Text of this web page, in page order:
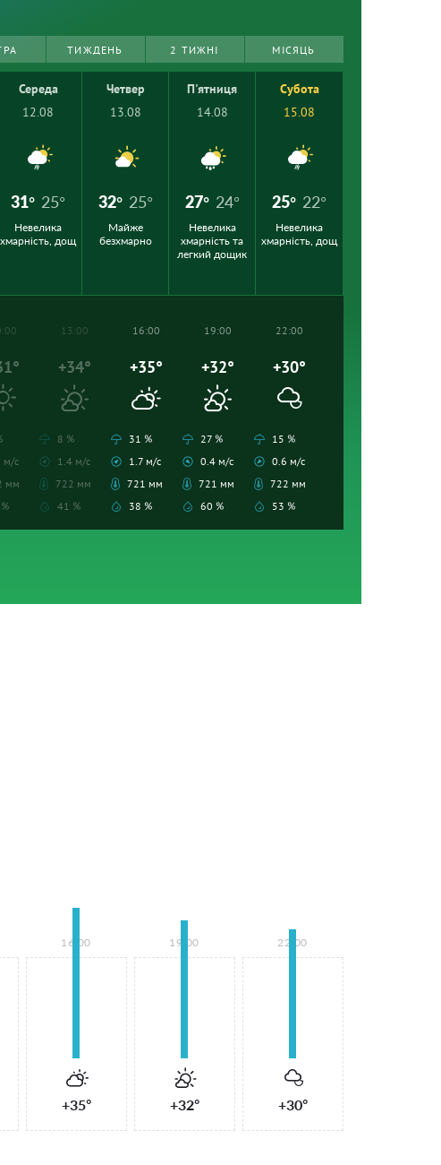
ТИЖДЕНЬ 2 ТИЖНІ МІСЯЦЬ
Середа
12.08
31° 25°
Невелика
хмарність, дощ
Четвер
13.08
32° 25°
Майже
безхмарно
П'ятниця
14.08
27° 24°
Невелика
хмарність та
легкий дощик
Субота
15.08
25° 22°
Невелика
хмарність, дощ
м/с
мм
13:00
+34°
8 %
1.4 м/с
722 мм
41 %
16:00
+35°
31 %
1.7 м/с
721 мм
38 %
19:00
+32°
27 %
0.4 м/с
721 мм
60 %
22:00
+30°
15 %
0.6 м/с
722 мм
53 %
16:00
+35°
19:00
+32°
22:00
+30°